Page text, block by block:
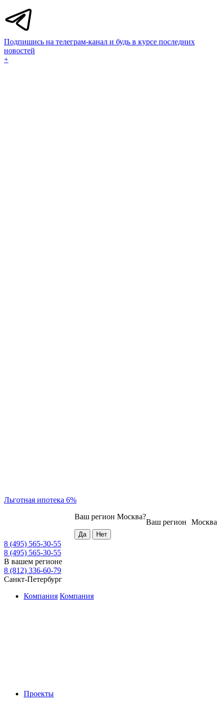
Подпишись на телеграм-канал и будь в курсе последних
новостей
+
Льготная ипотека 6%
Москва
Ваш регион
Ваш регион Москва?
8 (495) 565-30-55
8 (495) 565-30-55
В вашем регионе
8 (812) 336-60-79
Санкт-Петербург
Компания Компания
Проекты